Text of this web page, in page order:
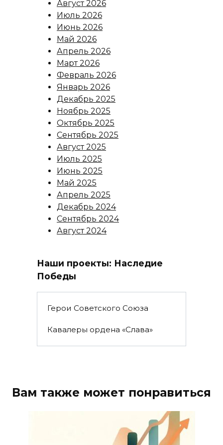
Август 2026
Июль 2026
Июнь 2026
Май 2026
Апрель 2026
Март 2026
Февраль 2026
Январь 2026
Декабрь 2025
Ноябрь 2025
Октябрь 2025
Сентябрь 2025
Август 2025
Июль 2025
Июнь 2025
Май 2025
Апрель 2025
Декабрь 2024
Сентябрь 2024
Август 2024
Наши проекты: Наследие
Победы
Герои Советского Союза
Кавалеры ордена «Слава»
Вам также может понравиться